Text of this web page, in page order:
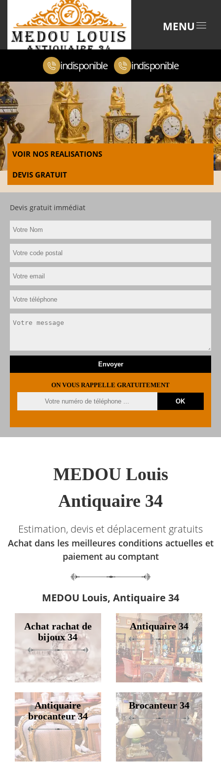
MENU
indisponible indisponible
VOIR NOS REALISATIONS
DEVIS GRATUIT
Devis gratuit immédiat
ON VOUS RAPPELLE GRATUITEMENT
MEDOU Louis
Antiquaire 34
Estimation, devis et déplacement gratuits
Achat dans les meilleures conditions actuelles et
paiement au comptant
MEDOU Louis, Antiquaire 34
Achat rachat de
bijoux 34
Antiquaire 34
Antiquaire
brocanteur 34
Brocanteur 34